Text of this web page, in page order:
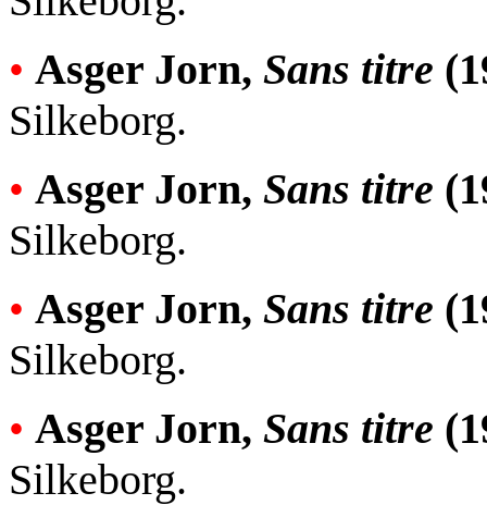
• Asger Jorn, Sans titre
Silkeborg.
• Asger Jorn, Sans titre
Silkeborg.
• Asger Jorn, Sans titre
Silkeborg.
• Asger Jorn, Sans titre
Silkeborg.